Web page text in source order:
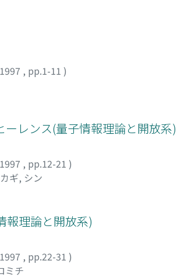
1997 , pp.1-11 )
レンス(量子情報理論と開放系)
1997 , pp.12-21 )
ギ, シン
報理論と開放系)
1997 , pp.22-31 )
ミチ